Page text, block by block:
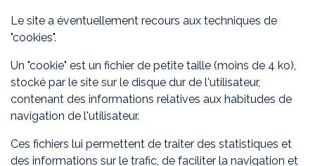
Le site a éventuellement recours aux techniques de
"cookies".
Un "cookie" est un fichier de petite taille (moins de 4 ko),
stocké par le site sur le disque dur de l'utilisateur,
contenant des informations relatives aux habitudes de
navigation de l'utilisateur.
Ces fichiers lui permettent de traiter des statistiques et
des informations sur le trafic, de faciliter la navigation et